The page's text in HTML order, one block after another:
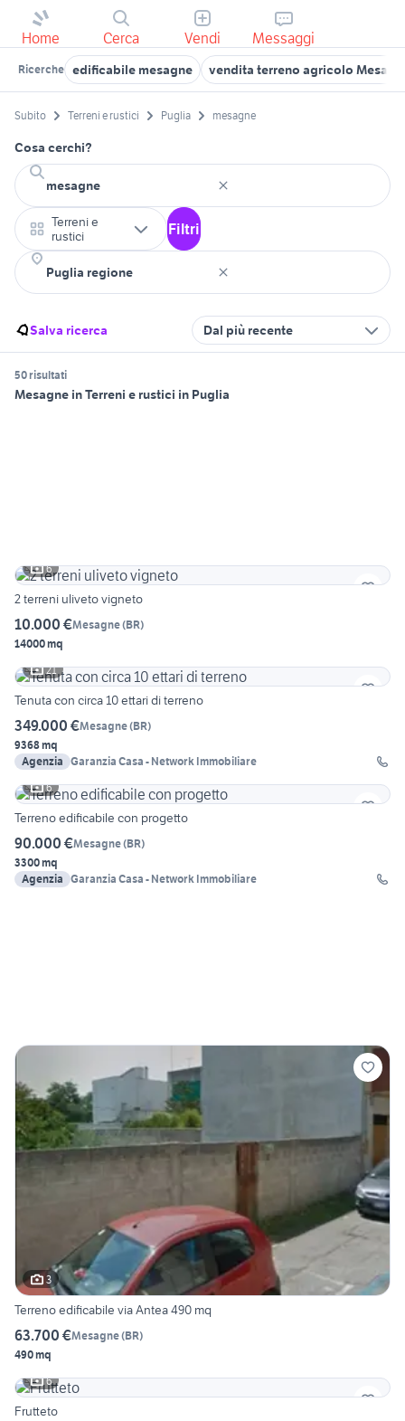
Home Cerca Vendi Messaggi
Ricerche edificabile mesagne vendita terreno agricolo
Subito Terreni e rustici Puglia mesagne
Cosa cerchi?
Terreni e
rustici
Filtri
Salva ricerca Dal più recente
50 risultati
Mesagne in Terreni e rustici in Puglia
6
2 terreni uliveto vigneto
10.000 €Mesagne(BR)
14000 mq
21
Tenuta con circa 10 ettari di terreno
349.000 €Mesagne(BR)
9368 mq
Agenzia Garanzia Casa - Network Immobiliare
6
Terreno edificabile con progetto
90.000 €Mesagne(BR)
3300 mq
Agenzia Garanzia Casa - Network Immobiliare
3
Terreno edificabile via Antea 490 mq
63.700 €Mesagne(BR)
490 mq
6
Frutteto